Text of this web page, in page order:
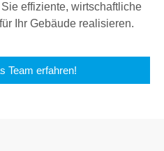
effiziente, wirtschaftliche
Ihr Gebäude realisieren.
Team erfahren!